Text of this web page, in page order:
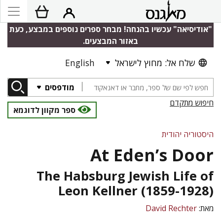
"אודיסיאה" עכשיו בהנחה! מבחר ספרים נוספים במבצע, כעת
באזור המבצעים.
שלח אל: מחוץ לישראל English
מודפסים
חיפוש מתקדם
ספר מקוון לדוגמא
היסטוריה יהודית
At Eden’s Door
The Habsburg Jewish Life of
Leon Kellner (1859-1928)
מאת:David Rechter